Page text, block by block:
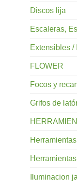
Discos lija
Escaleras,
Extensibles /
FLOWER
Focos y
Grifos de
Iluminacion